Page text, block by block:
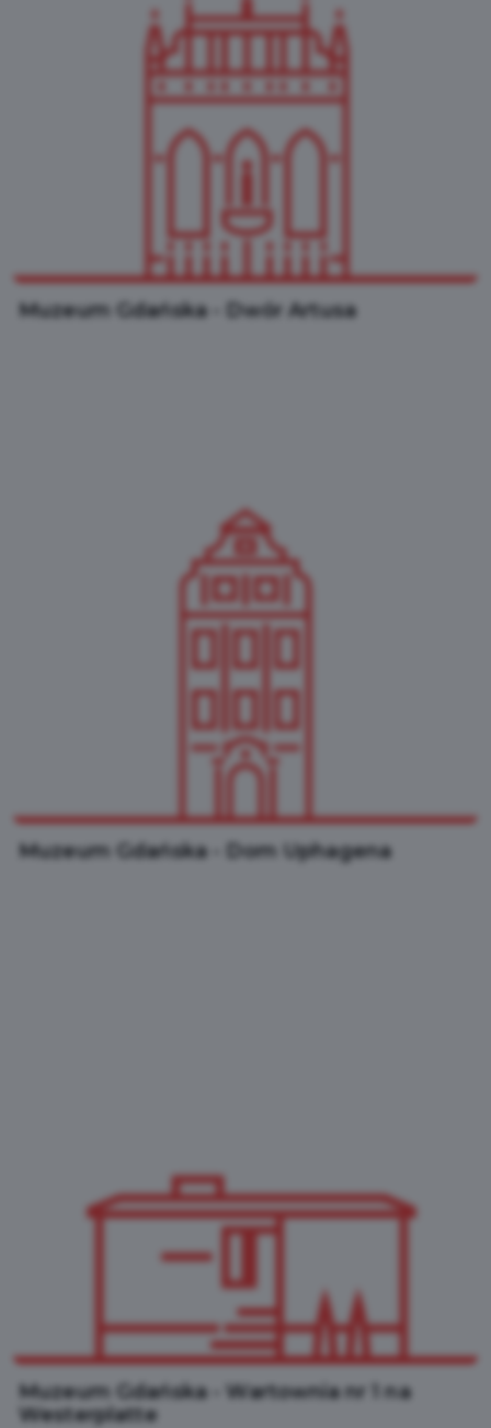
Muzeum Gdańska - Dwór Artusa
Muzeum Gdańska - Dom Uphagena
Muzeum Gdańska - Wartownia nr 1 na
Westerplatte